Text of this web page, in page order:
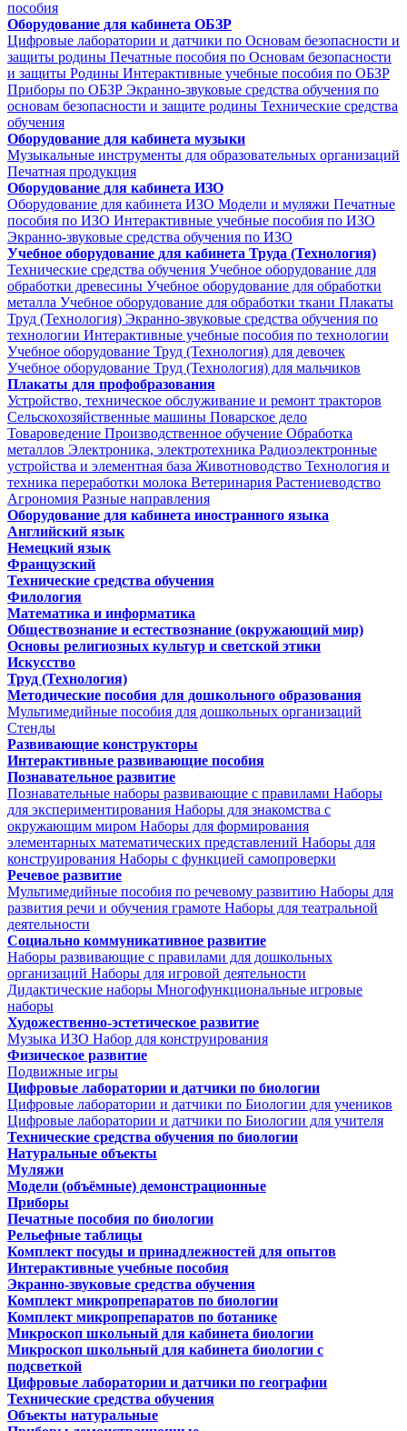
пособия
Оборудование для кабинета ОБЗР
Цифровые лаборатории и датчики по Основам безопасности и
защиты родины Печатные пособия по Основам безопасности
и защиты Родины Интерактивные учебные пособия по ОБЗР
Приборы по ОБЗР Экранно-звуковые средства обучения по
основам безопасности и защите родины Технические средства
обучения
Оборудование для кабинета музыки
Музыкальные инструменты для образовательных организаций
Печатная продукция
Оборудование для кабинета ИЗО
Оборудование для кабинета ИЗО Модели и муляжи Печатные
пособия по ИЗО Интерактивные учебные пособия по ИЗО
Экранно-звуковые средства обучения по ИЗО
Учебное оборудование для кабинета Труда (Технология)
Технические средства обучения Учебное оборудование для
обработки древесины Учебное оборудование для обработки
металла Учебное оборудование для обработки ткани Плакаты
Труд (Технология) Экранно-звуковые средства обучения по
технологии Интерактивные учебные пособия по технологии
Учебное оборудование Труд (Технология) для девочек
Учебное оборудование Труд (Технология) для мальчиков
Плакаты для профобразования
Устройство, техническое обслуживание и ремонт тракторов
Сельскохозяйственные машины Поварское дело
Товароведение Производственное обучение Обработка
металлов Электроника, электротехника Радиоэлектронные
устройства и элементная база Животноводство Технология и
техника переработки молока Ветеринария Растениеводство
Агрономия Разные направления
Оборудование для кабинета иностранного языка
Английский язык
Немецкий язык
Французский
Технические средства обучения
Филология
Математика и информатика
Обществознание и естествознание (окружающий мир)
Основы религиозных культур и светской этики
Искусство
Труд (Технология)
Методические пособия для дошкольного образования
Мультимедийные пособия для дошкольных организаций
Стенды
Развивающие конструкторы
Интерактивные развивающие пособия
Познавательное развитие
Познавательные наборы развивающие с правилами Наборы
для экспериментирования Наборы для знакомства с
окружающим миром Наборы для формирования
элементарных математических представлений Наборы для
конструирования Наборы с функцией самопроверки
Речевое развитие
Мультимедийные пособия по речевому развитию Наборы для
развития речи и обучения грамоте Наборы для театральной
деятельности
Социально коммуникативное развитие
Наборы развивающие с правилами для дошкольных
организаций Наборы для игровой деятельности
Дидактические наборы Многофункциональные игровые
наборы
Художественно-эстетическое развитие
Музыка ИЗО Набор для конструирования
Физическое развитие
Подвижные игры
Цифровые лаборатории и датчики по биологии
Цифровые лаборатории и датчики по Биологии для учеников
Цифровые лаборатории и датчики по Биологии для учителя
Технические средства обучения по биологии
Натуральные объекты
Муляжи
Модели (объёмные) демонстрационные
Приборы
Печатные пособия по биологии
Рельефные таблицы
Комплект посуды и принадлежностей для опытов
Интерактивные учебные пособия
Экранно-звуковые средства обучения
Комплект микропрепаратов по биологии
Комплект микропрепаратов по ботанике
Микроскоп школьный для кабинета биологии
Микроскоп школьный для кабинета биологии с
подсветкой
Цифровые лаборатории и датчики по географии
Технические средства обучения
Объекты натуральные